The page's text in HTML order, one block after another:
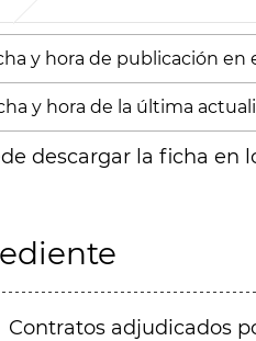
y hora de publicación en
y hora de la última
descargar la ficha en
Contratos adjudicados